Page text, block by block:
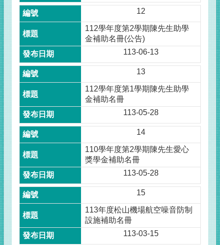
12
112學年度第2學期陳先生助學
金補助名冊(公告)
113-06-13
13
112學年度第1學期陳先生助學
金補助名冊
113-05-28
14
110學年度第2學期陳先生愛心
獎學金補助名冊
113-05-28
15
113年度松山機場航空噪音防制
設施補助名冊
113-03-15